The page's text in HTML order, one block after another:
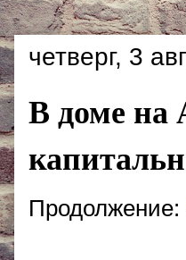
четверг, 3
В доме на
Продолжение: